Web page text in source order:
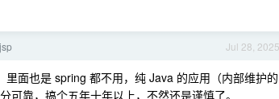
Jul 28, 2025
面也是 spring 都不用，纯 Java 的应用（内部维护的
靠，搞个五年十年以上，不然还是谨慎了。